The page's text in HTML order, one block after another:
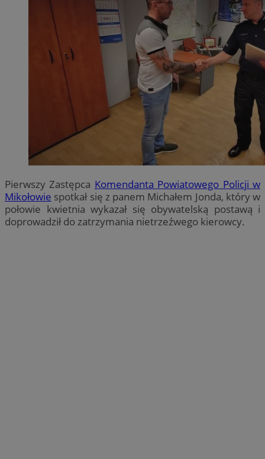
Pierwszy Zastępca Komendanta Powiatowego Policji w
Mikołowie spotkał się z panem Michałem Jonda, który w
połowie kwietnia wykazał się obywatelską postawą i
doprowadził do zatrzymania nietrzeźwego kierowcy.